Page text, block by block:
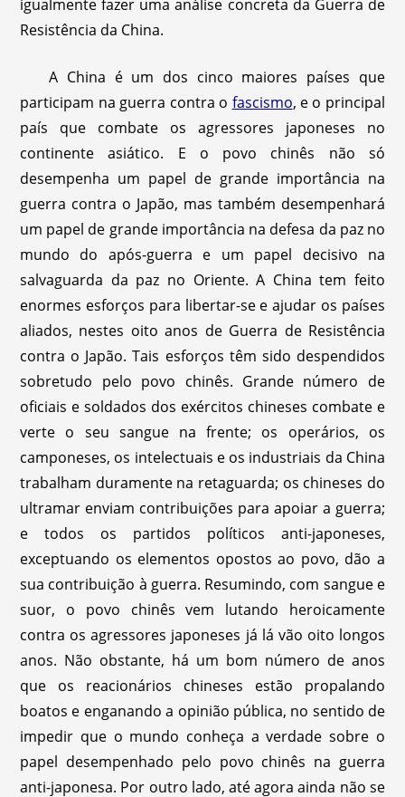
igualmente fazer uma análise concreta da Guerra de
Resistência da China.
A China é um dos cinco maiores países que
participam na guerra contra o fascismo, e o principal
país que combate os agressores japoneses no
continente asiático. E o povo chinês não só
desempenha um papel de grande importância na
guerra contra o Japão, mas também desempenhará
um papel de grande importância na defesa da paz no
mundo do após-guerra e um papel decisivo na
salvaguarda da paz no Oriente. A China tem feito
enormes esforços para libertar-se e ajudar os países
aliados, nestes oito anos de Guerra de Resistência
contra o Japão. Tais esforços têm sido despendidos
sobretudo pelo povo chinês. Grande número de
oficiais e soldados dos exércitos chineses combate e
verte o seu sangue na frente; os operários, os
camponeses, os intelectuais e os industriais da China
trabalham duramente na retaguarda; os chineses do
ultramar enviam contribuições para apoiar a guerra;
e todos os partidos políticos anti-japoneses,
exceptuando os elementos opostos ao povo, dão a
sua contribuição à guerra. Resumindo, com sangue e
suor, o povo chinês vem lutando heroicamente
contra os agressores japoneses já lá vão oito longos
anos. Não obstante, há um bom número de anos
que os reacionários chineses estão propalando
boatos e enganando a opinião pública, no sentido de
impedir que o mundo conheça a verdade sobre o
papel desempenhado pelo povo chinês na guerra
anti-japonesa. Por outro lado, até agora ainda não se